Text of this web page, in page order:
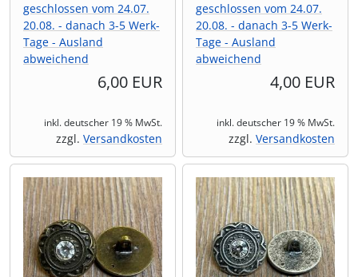
geschlossen vom 24.07.
20.08. - danach 3-5 Werk-
Tage - Ausland
abweichend
6,00 EUR
inkl. deutscher 19 % MwSt.
zzgl. Versandkosten
geschlossen vom 24.07.
20.08. - danach 3-5 Werk-
Tage - Ausland
abweichend
4,00 EUR
inkl. deutscher 19 % MwSt.
zzgl. Versandkosten